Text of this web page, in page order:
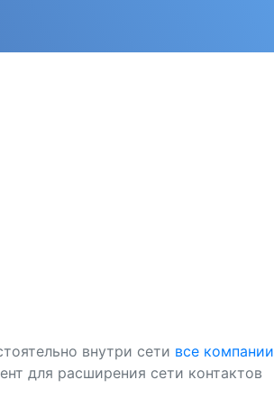
внутри сети все компании
для расширения сети контактов